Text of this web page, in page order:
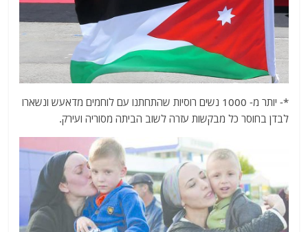
*- יותר מ- 1000 נשים רוסיות שהתחתנו עם לוחמים מדאעש ונשארו
לבדן בחוסר כל מבקשות עזרה לשוב הביתה מסוריה ועירק.